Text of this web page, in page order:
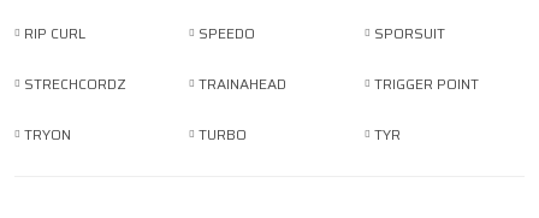
RIP CURL SPEEDO SPORSUIT
STRECHCORDZ TRAINAHEAD TRIGGER POINT
TRYON TURBO TYR